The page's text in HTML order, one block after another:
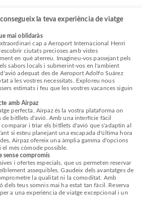
la teva experiència de viatge
mai oblidaràs
cap a Aeroport Internacional Henri
ciutats precioses amb vistes
en què aterreu. Imagineu-vos passejant pels
sabors locals i submerint-vos en l'ambient
adequat des de Aeroport Adolfo Suárez
a les vostres necessitats. Exploreu nous
estimats i feu que les vostres vacances siguin
amb Airpaz
perfecta, Airpaz és la vostra plataforma on
bitllets d'avió. Amb una interfície fàcil
i triar els bitllets d'avió que s'adaptin al
si esteu planejant una escapada d'última hora
Airpaz ofereix una àmplia gamma d'opcions
més còmode possible.
sense compromís
i ofertes especials, que us permeten reservar
assequibles. Gaudeix dels avantatges de
la qualitat ni la comoditat. Amb
dels teus somnis mai ha estat tan fàcil. Reserva
a una experiència de viatge excepcional i un